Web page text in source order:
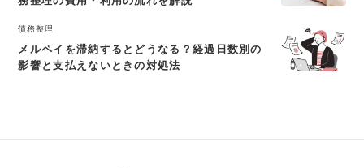
債務整理
メルペイを滞納するとどうなる？経過日数別の
影響と支払えないときの対処法